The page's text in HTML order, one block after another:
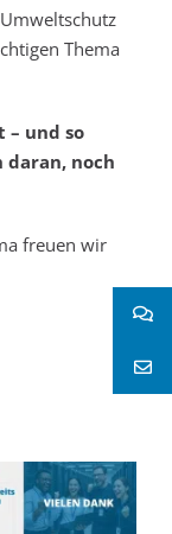
Thema
– und so
noch
freuen wir